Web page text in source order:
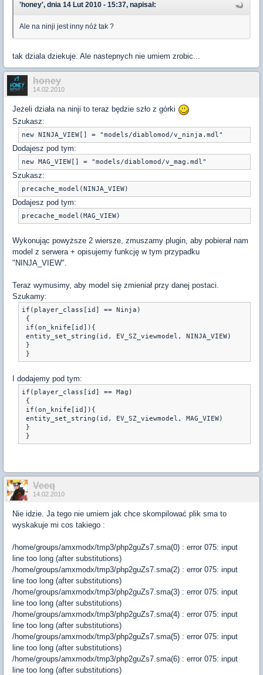
'honey', dnia 14 Lut 2010 - 15:37, napisał:
Ale na ninji jest inny nóż tak ?
tak dziala dziekuje. Ale nastepnych nie umiem zrobic...
honey
14.02.2010
Jeżeli działa na ninji to teraz będzie szło z górki
Szukasz:
new NINJA_VIEW[] = "models/diablomod/v_ninja.mdl"
Dodajesz pod tym:
new MAG_VIEW[] = "models/diablomod/v_mag.mdl"
Szukasz:
precache_model(NINJA_VIEW)
Dodajesz pod tym:
precache_model(MAG_VIEW)
Wykonując powyższe 2 wiersze, zmuszamy plugin, aby pobierał nam
model z serwera + opisujemy funkcję w tym przypadku
"NINJA_VIEW".
Teraz wymusimy, aby model się zmieniał przy danej postaci.
Szukamy:
if(player_class[id] == Ninja)
{
if(on_knife[id]){
entity_set_string(id, EV_SZ_viewmodel, NINJA_VIEW)
}
}
I dodajemy pod tym:
if(player_class[id] == Mag)
{
if(on_knife[id]){
entity_set_string(id, EV_SZ_viewmodel, MAG_VIEW)
}
}
Veeq
14.02.2010
Nie idzie. Ja tego nie umiem jak chce skompilować plik sma to
wyskakuje mi cos takiego :
/home/groups/amxmodx/tmp3/php2guZs7.sma(0) : error 075: input
line too long (after substitutions)
/home/groups/amxmodx/tmp3/php2guZs7.sma(2) : error 075: input
line too long (after substitutions)
/home/groups/amxmodx/tmp3/php2guZs7.sma(3) : error 075: input
line too long (after substitutions)
/home/groups/amxmodx/tmp3/php2guZs7.sma(4) : error 075: input
line too long (after substitutions)
/home/groups/amxmodx/tmp3/php2guZs7.sma(5) : error 075: input
line too long (after substitutions)
/home/groups/amxmodx/tmp3/php2guZs7.sma(6) : error 075: input
line too long (after substitutions)